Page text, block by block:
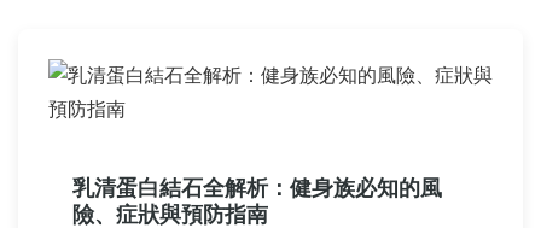
乳清蛋白結石全解析：健身族必知的風
險、症狀與預防指南